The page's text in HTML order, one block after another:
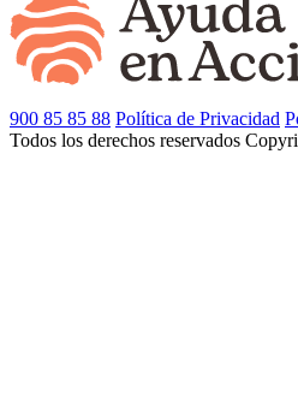
900 85 85 88 Política de Privacidad
Todos los derechos reservados